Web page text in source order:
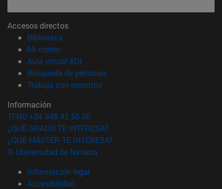
Accesos directos
Biblioteca
Mi correo(abre en nueva ventana)
Aula virtual ADI
Búsqueda de personas(abre en nueva ventana)
Trabaja con nosotros(abre en nueva ventana)
Información
TFNO +34 948 42 56 00
¿QUÉ GRADO TE INTERESA?
¿QUÉ MÁSTER TE INTERESA?
© Universidad de Navarra
Información legal
Accesibilidad